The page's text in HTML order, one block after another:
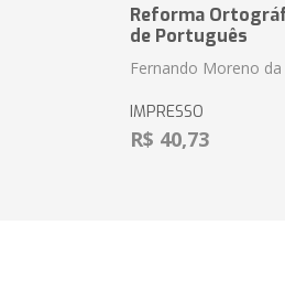
Reforma
de Português
Fernando Moreno da
IMPRESSO
R$ 40,73